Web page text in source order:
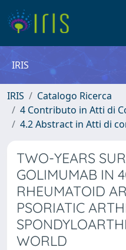
IRIS
IRIS
Catalogo Ricerca
4 Contributo in Atti di
4.2 Abstract in Atti di
TWO-YEARS
GOLIMUMAB IN
RHEUMATOID
PSORIATIC
WORLD